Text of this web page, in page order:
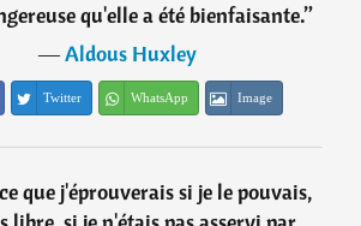
qu'elle a été bienfaisante.”
―Aldous Huxley
Twitter WhatsApp Image
que j'éprouverais si je le pouvais,